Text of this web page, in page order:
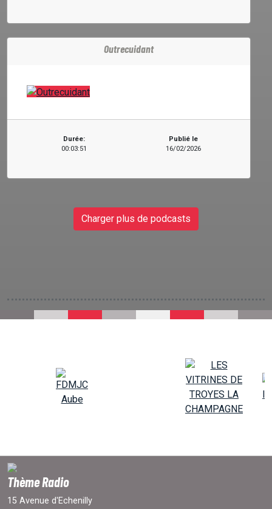
Outrecuidant
Durée:
00:03:51
Publié le
16/02/2026
Charger plus de podcasts
Thème Radio
15 Avenue d'Echenilly